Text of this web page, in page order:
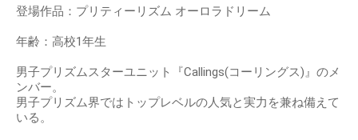
登場作品：プリティーリズム オーロラドリーム
年齢：高校1年生
男子プリズムスターユニット『Callings(コーリングス)』のメ
ンバー。
男子プリズム界ではトップレベルの人気と実力を兼ね備えて
いる。